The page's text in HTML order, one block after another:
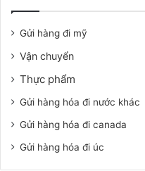
Gửi hàng đi mỹ
Vận chuyển
Thực phẩm
Gửi hàng hóa đi nước khác
Gửi hàng hóa đi canada
Gửi hàng hóa đi úc